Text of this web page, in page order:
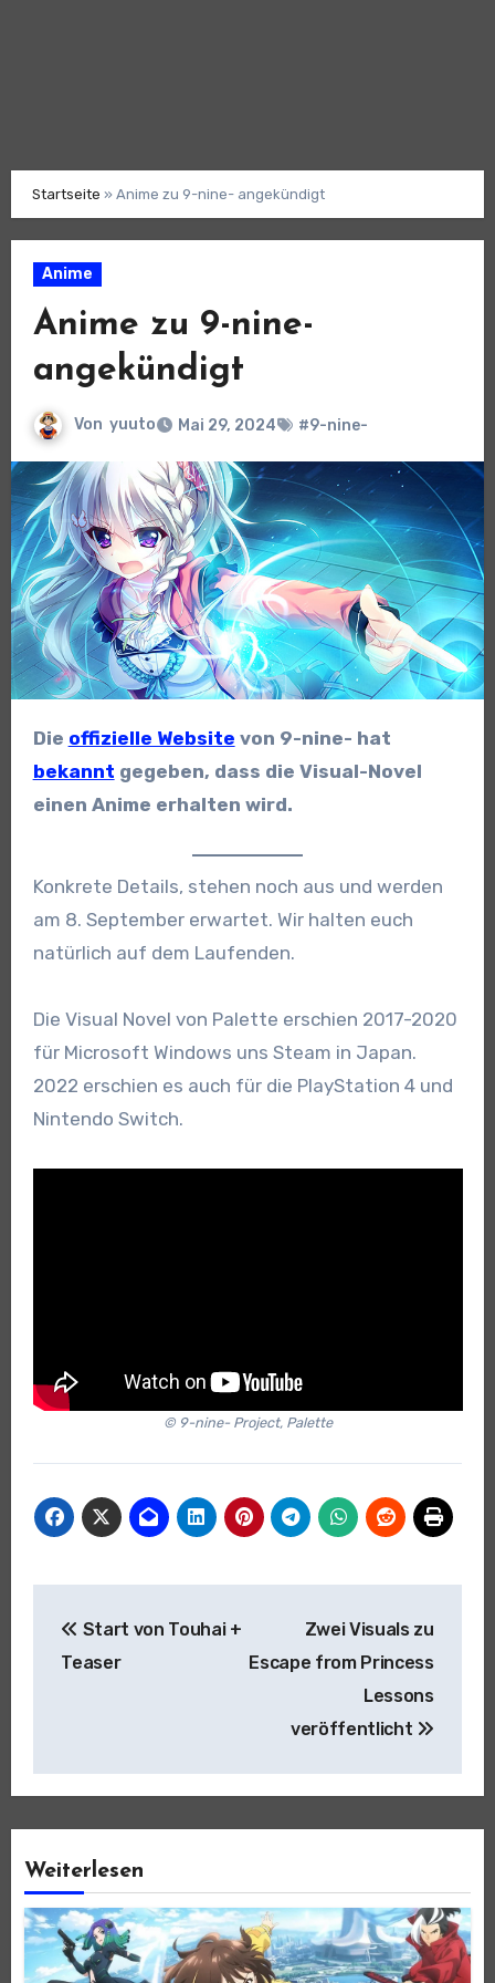
Startseite » Anime zu 9-nine- angekündigt
Anime
Anime zu 9-nine-
angekündigt
Von yuuto Mai 29, 2024 #9-nine-
Die offizielle Website von 9-nine- hat
bekannt gegeben, dass die Visual-Novel
einen Anime erhalten wird.
Konkrete Details, stehen noch aus und werden
am 8. September erwartet. Wir halten euch
natürlich auf dem Laufenden.
Die Visual Novel von Palette erschien 2017-2020
für Microsoft Windows uns Steam in Japan.
2022 erschien es auch für die PlayStation 4 und
Nintendo Switch.
© 9-nine- Project, Palette
Start von Touhai +
Teaser
Zwei Visuals zu
Escape from Princess
Lessons
veröffentlicht
Weiterlesen